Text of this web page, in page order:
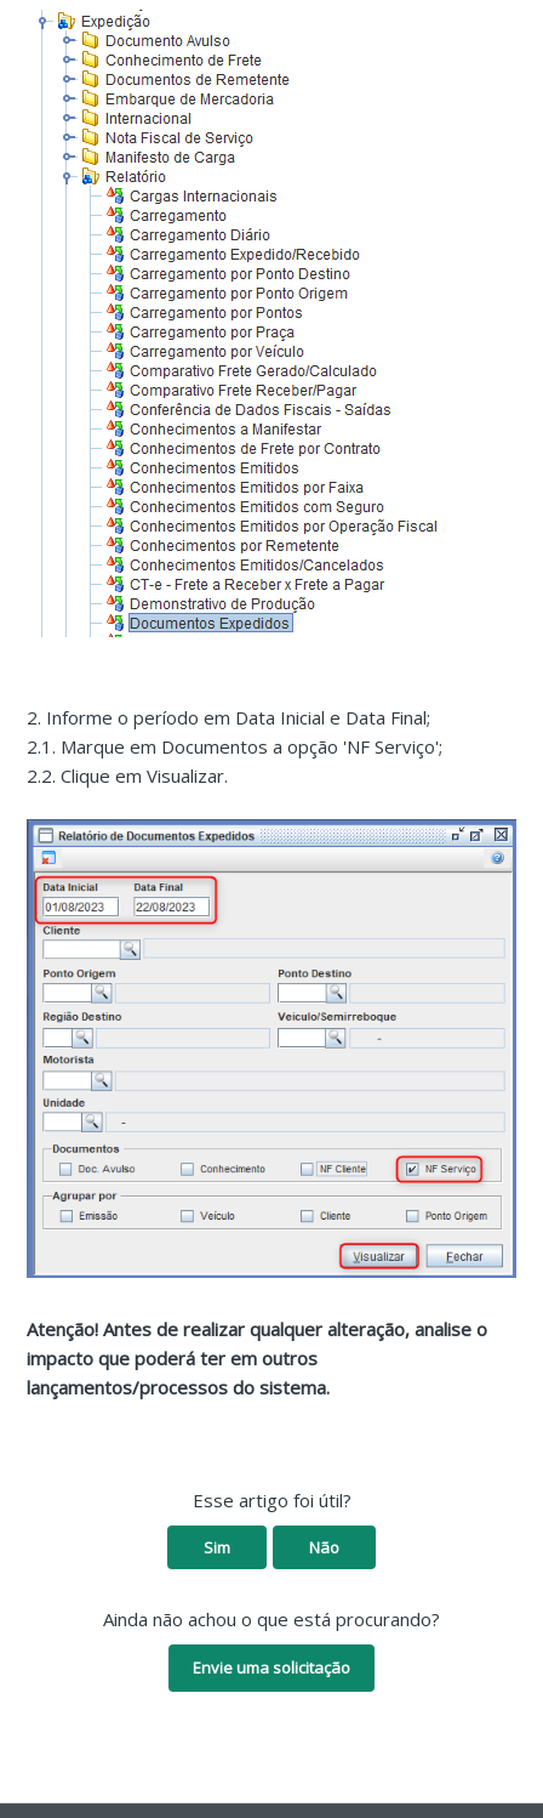
2. Informe o período em Data Inicial e Data Final;
2.1. Marque em Documentos a opção 'NF Serviço';
2.2. Clique em Visualizar.
Atenção! Antes de realizar qualquer alteração, analise o
impacto que poderá ter em outros
lançamentos/processos do sistema.
Esse artigo foi útil?
Sim Não
Ainda não achou o que está procurando?
Envie uma solicitação